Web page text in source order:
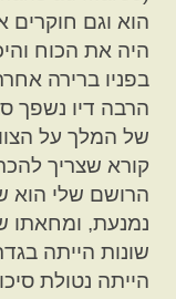
הוא וגם
היה את הכוח
בפניו ברירה
הרבה דיו נשפך
של המלך על
קורא שצריך
הרושם שלי הוא
נמנעת, ומחאתו
שונות הייתה
הייתה נטולת